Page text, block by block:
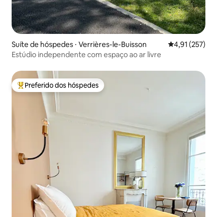
Suíte de hóspedes ⋅ Verrières-le-Buisson 4,91 de uma
4,91 (257)
Estúdio independente com espaço ao ar livre
Entre os melhores preferidos dos hóspedes
Preferido dos hóspedes